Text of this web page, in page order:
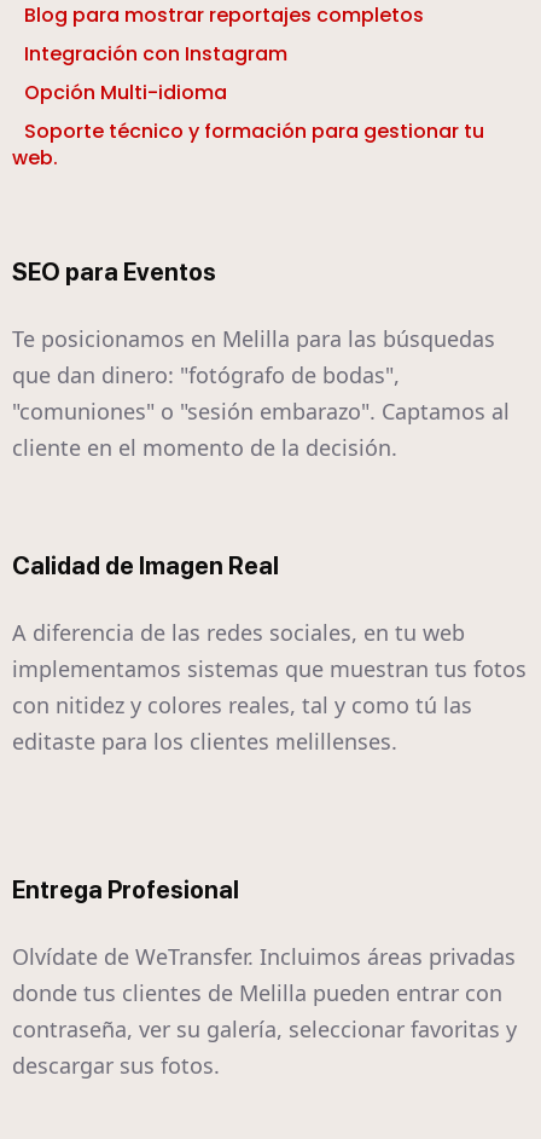
Blog para mostrar reportajes completos
Integración con Instagram
Opción Multi-idioma
Soporte técnico y formación para gestionar tu
web.
SEO para Eventos
Te posicionamos en Melilla para las búsquedas
que dan dinero: "fotógrafo de bodas",
"comuniones" o "sesión embarazo". Captamos al
cliente en el momento de la decisión.
Calidad de Imagen Real
A diferencia de las redes sociales, en tu web
implementamos sistemas que muestran tus fotos
con nitidez y colores reales, tal y como tú las
editaste para los clientes melillenses.
Entrega Profesional
Olvídate de WeTransfer. Incluimos áreas privadas
donde tus clientes de Melilla pueden entrar con
contraseña, ver su galería, seleccionar favoritas y
descargar sus fotos.